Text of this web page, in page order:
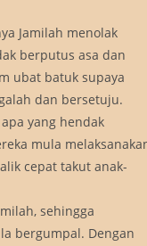
Jamilah menolak
berputus asa dan
ubat batuk supaya
dan bersetuju.
yang hendak
mula
cepat takut anak-
sehingga
bergumpal. Dengan